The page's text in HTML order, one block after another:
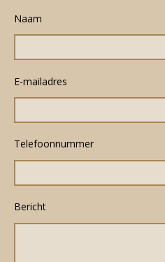
Naam
E-mailadres
Telefoonnummer
Bericht